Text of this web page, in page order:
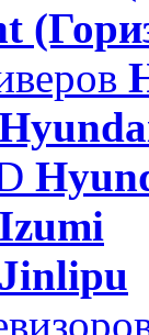
Izumi
Jinlipu